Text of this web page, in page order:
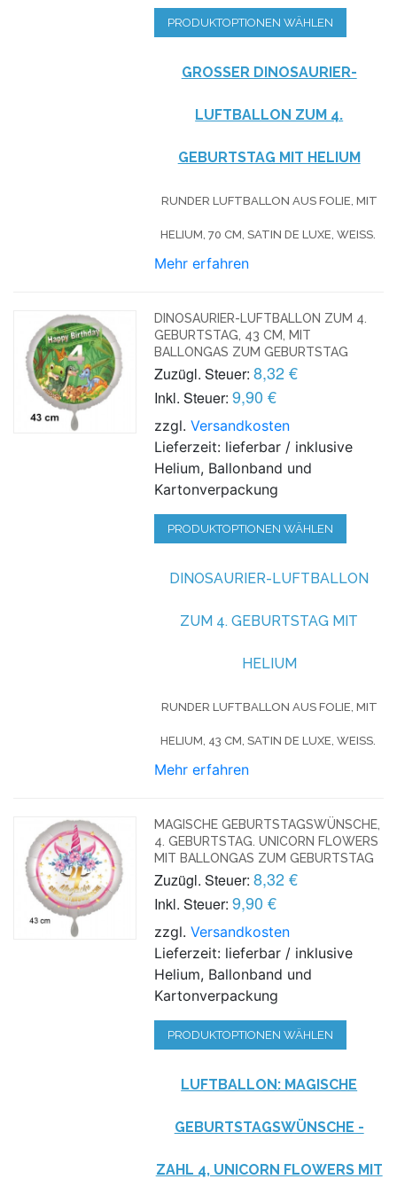
PRODUKTOPTIONEN WÄHLEN
GROSSER DINOSAURIER-L
UFTBALLON ZUM 4. G
EBURTSTAG MIT HELIUM
RUNDER LUFTBALLON AUS FOLIE, MIT
HELIUM, 70 CM, SATIN DE LUXE, WEISS.
Mehr erfahren
DINOSAURIER-LUFTBALLON ZUM 4.
GEBURTSTAG, 43 CM, MIT
BALLONGAS ZUM GEBURTSTAG
Zuzügl. Steuer: 8,32 €
Inkl. Steuer: 9,90 €
zzgl.Versandkosten
Lieferzeit: lieferbar / inklusive
Helium, Ballonband und
Kartonverpackung
PRODUKTOPTIONEN WÄHLEN
DINOSAURIER-LUFTBALLON
ZUM 4. GEBURTSTAG MIT
HELIUM
RUNDER LUFTBALLON AUS FOLIE, MIT
HELIUM, 43 CM, SATIN DE LUXE, WEISS.
Mehr erfahren
MAGISCHE GEBURTSTAGSWÜNSCHE,
4. GEBURTSTAG. UNICORN FLOWERS
MIT BALLONGAS ZUM GEBURTSTAG
Zuzügl. Steuer: 8,32 €
Inkl. Steuer: 9,90 €
zzgl.Versandkosten
Lieferzeit: lieferbar / inklusive
Helium, Ballonband und
Kartonverpackung
PRODUKTOPTIONEN WÄHLEN
LUFTBALLON: MAGISCHE
GEBURTSTAGSWÜNSCHE -
ZAHL 4, UNICORN FLOWERS MIT